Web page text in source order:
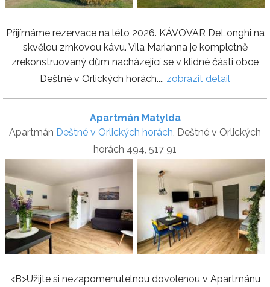
Přijímáme rezervace na léto 2026. KÁVOVAR DeLonghi na
skvělou zrnkovou kávu. Vila Marianna je kompletně
zrekonstruovaný dům nacházející se v klidné části obce
Deštné v Orlických horách.... zobrazit detail
Apartmán Matylda
Apartmán Deštné v Orlických horách, Deštné v Orlických
horách 494, 517 91
<B>Užijte si nezapomenutelnou dovolenou v Apartmánu